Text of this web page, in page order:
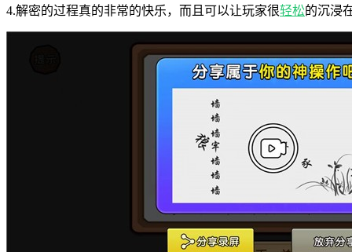
4.解密的过程真的非常的快乐，而且可以让玩家很轻松的沉浸